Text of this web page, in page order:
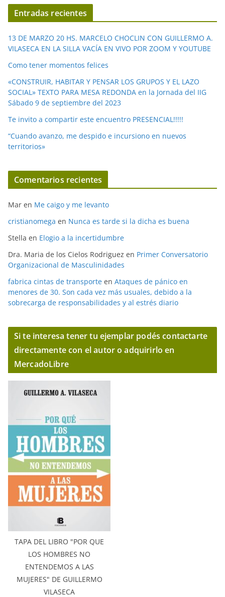
í
d
o
Entradas recientes
13 DE MARZO 20 HS. MARCELO CHOCLIN CON GUILLERMO A.
VILASECA EN LA SILLA VACÍA EN VIVO POR ZOOM Y YOUTUBE
Como tener momentos felices
«CONSTRUIR, HABITAR Y PENSAR LOS GRUPOS Y EL LAZO
SOCIAL» TEXTO PARA MESA REDONDA en la Jornada del IIG
Sábado 9 de septiembre del 2023
Te invito a compartir este encuentro PRESENCIAL!!!!!
“Cuando avanzo, me despido e incursiono en nuevos
territorios»
Comentarios recientes
Mar en Me caigo y me levanto
cristianomega en Nunca es tarde si la dicha es buena
Stella en Elogio a la incertidumbre
Dra. Maria de los Cielos Rodriguez en Primer Conversatorio
Organizacional de Masculinidades
fabrica cintas de transporte en Ataques de pánico en
menores de 30. Son cada vez más usuales, debido a la
sobrecarga de responsabilidades y al estrés diario
Si te interesa tener tu ejemplar podés contactarte
directamente con el autor o adquirirlo en
MercadoLibre
TAPA DEL LIBRO "POR QUE
LOS HOMBRES NO
ENTENDEMOS A LAS
MUJERES" DE GUILLERMO
VILASECA